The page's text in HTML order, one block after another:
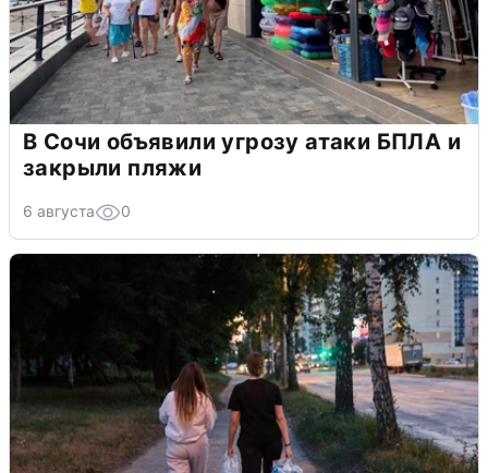
В Сочи объявили угрозу атаки БПЛА и
закрыли пляжи
6 августа 0